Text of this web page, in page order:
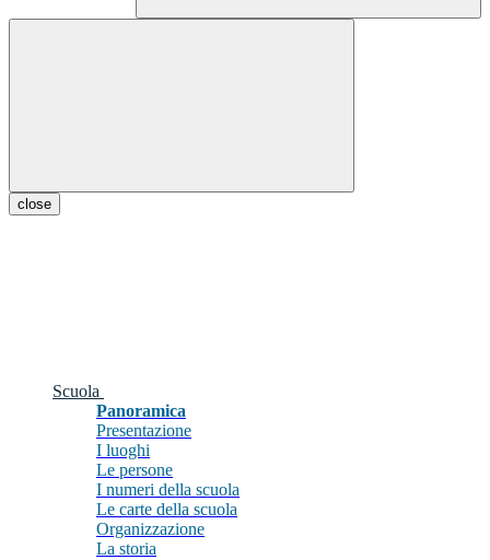
close
Scuola
Panoramica
Presentazione
I luoghi
Le persone
I numeri della scuola
Le carte della scuola
Organizzazione
La storia